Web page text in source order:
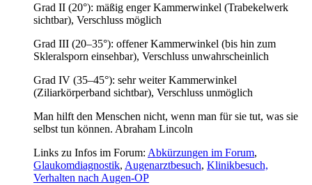
Grad II (20°): mäßig enger Kammerwinkel (Trabekelwerk
sichtbar), Verschluss möglich
Grad III (20–35°): offener Kammerwinkel (bis hin zum
Skleralsporn einsehbar), Verschluss unwahrscheinlich
Grad IV (35–45°): sehr weiter Kammerwinkel
(Ziliarkörperband sichtbar), Verschluss unmöglich
Man hilft den Menschen nicht, wenn man für sie tut, was sie
selbst tun können. Abraham Lincoln
Links zu Infos im Forum: Abkürzungen im Forum,
Glaukomdiagnostik, Augenarztbesuch, Klinikbesuch,
Verhalten nach Augen-OP